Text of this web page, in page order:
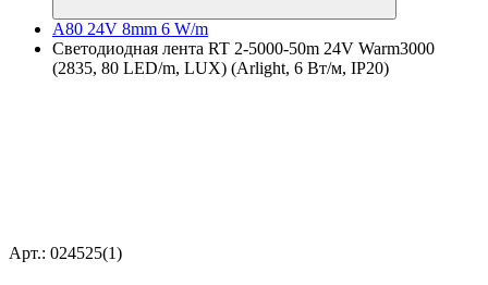
A80 24V 8mm 6 W/m
Светодиодная лента RT 2-5000-50m 24V Warm3000
(2835, 80 LED/m, LUX) (Arlight, 6 Вт/м, IP20)
Арт.: 024525(1)